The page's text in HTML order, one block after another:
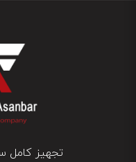
تجهیز کامل